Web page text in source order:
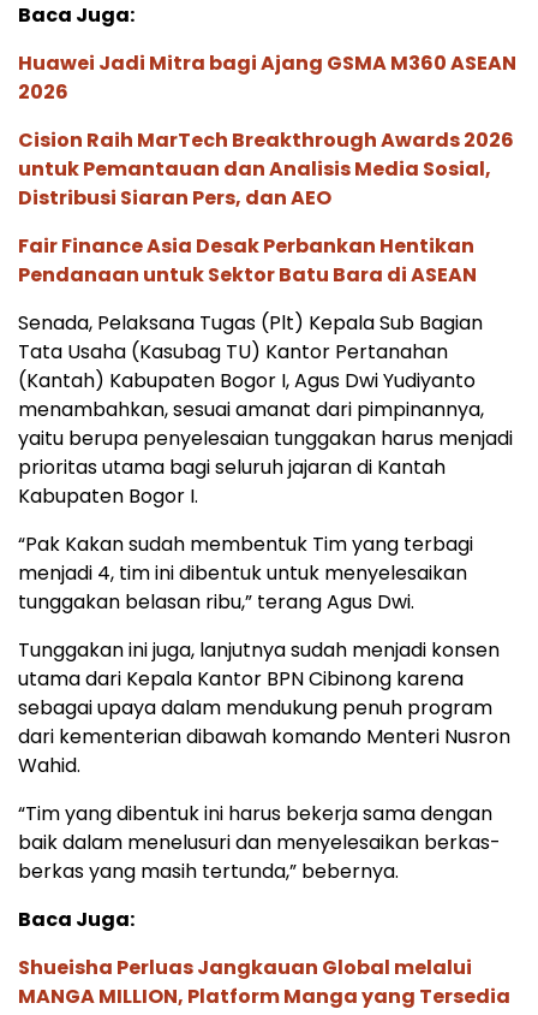
Baca Juga:
Huawei Jadi Mitra bagi Ajang GSMA M360 ASEAN
2026
Cision Raih MarTech Breakthrough Awards 2026
untuk Pemantauan dan Analisis Media Sosial,
Distribusi Siaran Pers, dan AEO
Fair Finance Asia Desak Perbankan Hentikan
Pendanaan untuk Sektor Batu Bara di ASEAN
Senada, Pelaksana Tugas (Plt) Kepala Sub Bagian
Tata Usaha (Kasubag TU) Kantor Pertanahan
(Kantah) Kabupaten Bogor I, Agus Dwi Yudiyanto
menambahkan, sesuai amanat dari pimpinannya,
yaitu berupa penyelesaian tunggakan harus menjadi
prioritas utama bagi seluruh jajaran di Kantah
Kabupaten Bogor I.
“Pak Kakan sudah membentuk Tim yang terbagi
menjadi 4, tim ini dibentuk untuk menyelesaikan
tunggakan belasan ribu,” terang Agus Dwi.
Tunggakan ini juga, lanjutnya sudah menjadi konsen
utama dari Kepala Kantor BPN Cibinong karena
sebagai upaya dalam mendukung penuh program
dari kementerian dibawah komando Menteri Nusron
Wahid.
“Tim yang dibentuk ini harus bekerja sama dengan
baik dalam menelusuri dan menyelesaikan berkas-
berkas yang masih tertunda,” bebernya.
Baca Juga:
Shueisha Perluas Jangkauan Global melalui
MANGA MILLION, Platform Manga yang Tersedia